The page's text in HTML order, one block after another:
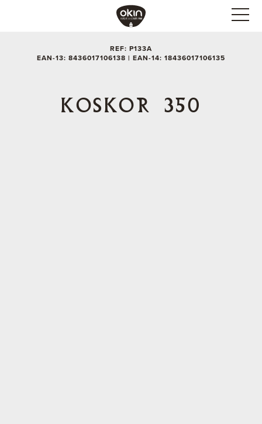
REF: P133A
EAN-13: 8436017106138 | EAN-14: 18436017106135
KOSKOR 350